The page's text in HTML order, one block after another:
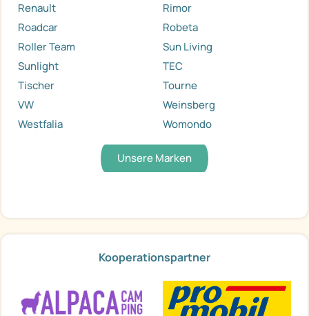
Renault
Rimor
Roadcar
Robeta
Roller Team
Sun Living
Sunlight
TEC
Tischer
Tourne
VW
Weinsberg
Westfalia
Womondo
Unsere Marken
Kooperationspartner